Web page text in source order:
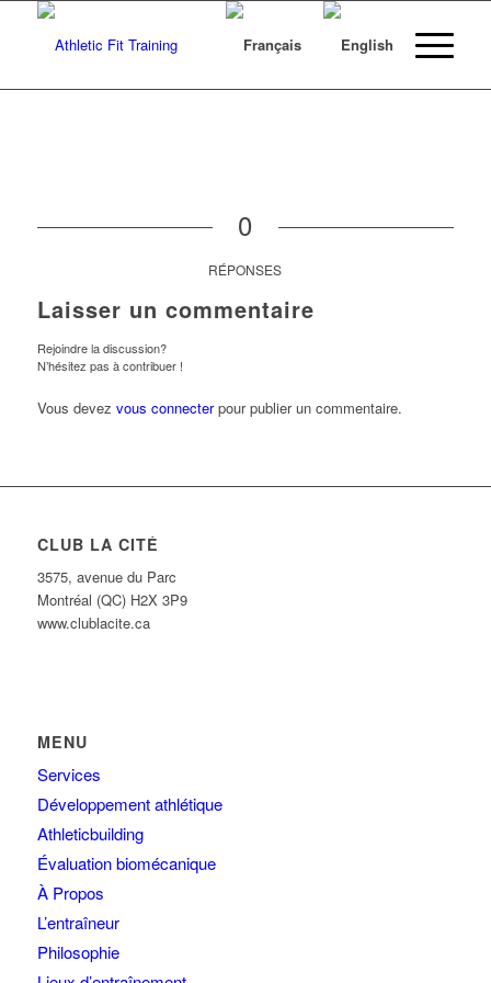
0
RÉPONSES
Laisser un commentaire
Rejoindre la discussion?
N’hésitez pas à contribuer !
Vous devez vous connecterpour publier un commentaire.
CLUB LA CITÉ
3575, avenue du Parc
Montréal (QC) H2X 3P9
www.clublacite.ca
MENU
Services
Développement athlétique
Athleticbuilding
Évaluation biomécanique
À Propos
L’entraîneur
Philosophie